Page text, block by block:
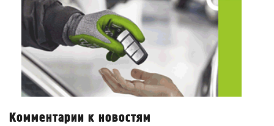
Комментарии к новостям